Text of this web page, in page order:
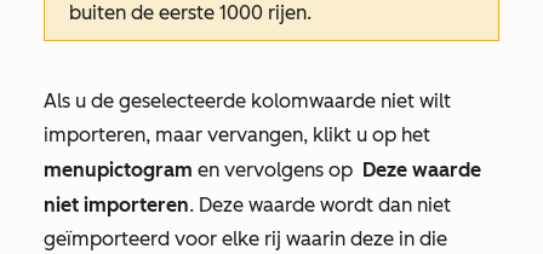
buiten de eerste 1000 rijen.
Als u de geselecteerde kolomwaarde niet wilt
importeren, maar vervangen, klikt u op het
menupictogram en vervolgens op Deze waarde
niet importeren. Deze waarde wordt dan niet
geïmporteerd voor elke rij waarin deze in die